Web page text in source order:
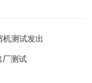
机测试发出
厂测试